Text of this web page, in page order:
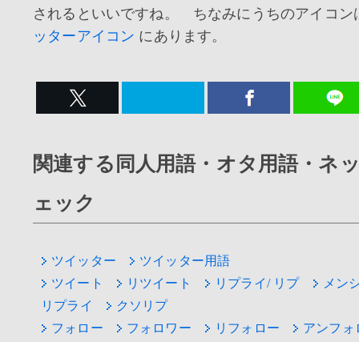
されるといいですね。 ちなみにうちのアイコ
ッターアイコン にあります。
関連する同人用語・オタ用語・ネ
ェック
ツイッター
ツイッター用語
ツイート
リツイート リプライ/ リプ
メン
リプライ
クソリプ
フォロー
フォロワー リフォロー
アンフォ